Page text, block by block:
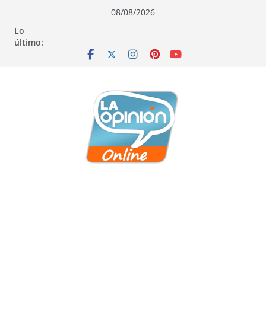
contenido
navegación
contenido
08/08/2026
Lo
último: